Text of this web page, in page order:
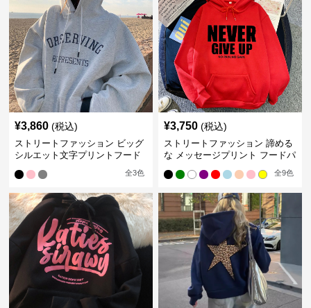
¥3,860 (税込)
ストリートファッション ビッグ
シルエット文字プリントフード
全3色
¥3,750 (税込)
ストリートファッション 諦める
な メッセージプリント フードパ
全9色